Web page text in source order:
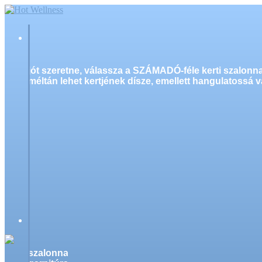
jót szeretne, válassza a SZÁMADÓ-féle kerti
méltán lehet kertjének dísze, emellett hangulatossá
szalonnasütő